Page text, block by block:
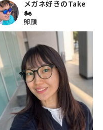
メガネ好きのTake
🏍
卵顔